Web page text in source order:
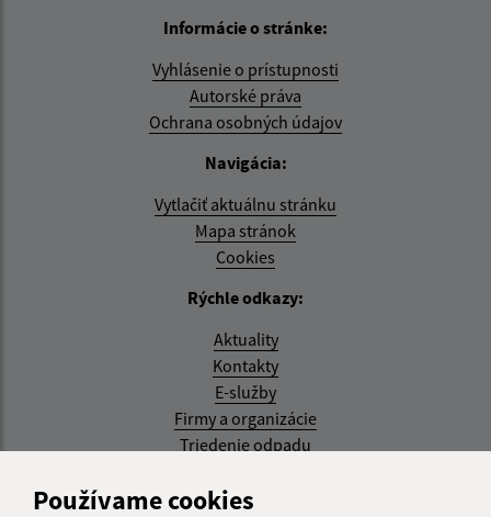
Používame cookies
Informácie o stránke:
Vyhlásenie o prístupnosti
Autorské práva
Ochrana osobných údajov
Navigácia:
Vytlačiť aktuálnu stránku
Mapa stránok
Cookies
Rýchle odkazy:
Aktuality
Kontakty
E-služby
Firmy a organizácie
Triedenie odpadu
Aktualizované: